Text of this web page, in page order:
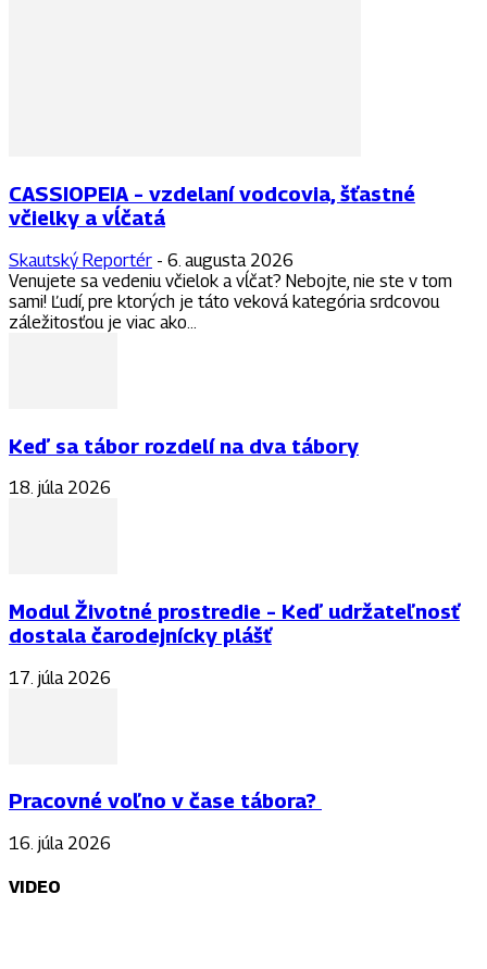
CASSIOPEIA – vzdelaní vodcovia, šťastné
včielky a vĺčatá
Skautský Reportér - 6. augusta 2026
Venujete sa vedeniu včielok a vĺčat? Nebojte, nie ste v tom
sami! Ľudí, pre ktorých je táto veková kategória srdcovou
záležitosťou je viac ako...
Keď sa tábor rozdelí na dva tábory
18. júla 2026
Modul Životné prostredie – Keď udržateľnosť
dostala čarodejnícky plášť
17. júla 2026
Pracovné voľno v čase tábora?
16. júla 2026
VIDEO